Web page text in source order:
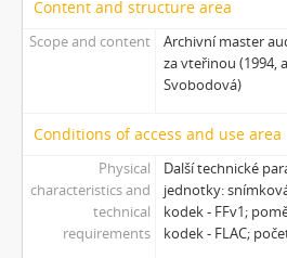
[Subseries] Parkovací smyčka
[Subseries] Otevřeno
[Subseries] Klatov
[Subseries] Jizvy, jiskry, jistoty
[Subseries] Painting
[Subseries] Malování do
[Subseries] Slovo
[Subseries] Virtuální opona
[Subseries] Grafika podzimu
Content and structure area
Scope and content
Archivní master
za vteřinou (1994,
Svobodová)
Conditions of access and use area
Physical
characteristics and
technical
requirements
Další technické
jednotky:
kodek - FFv1;
kodek - FLAC;